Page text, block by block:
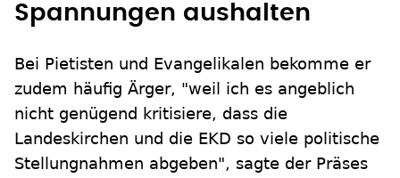
Spannungen aushalten
Bei Pietisten und Evangelikalen bekomme er
zudem häufig Ärger, "weil ich es angeblich
nicht genügend kritisiere, dass die
Landeskirchen und die EKD so viele politische
Stellungnahmen abgeben", sagte der Präses